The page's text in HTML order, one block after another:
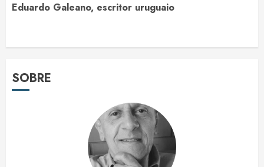
Eduardo Galeano, escritor uruguaio
SOBRE